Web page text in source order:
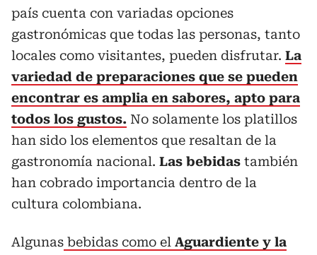
país cuenta con variadas opciones
gastronómicas que todas las personas, tanto
locales como visitantes, pueden disfrutar. La
variedad de preparaciones que se pueden
encontrar es amplia en sabores, apto para
todos los gustos. No solamente los platillos
han sido los elementos que resaltan de la
gastronomía nacional. Las bebidas también
han cobrado importancia dentro de la
cultura colombiana.
Algunas bebidas como el Aguardiente y la